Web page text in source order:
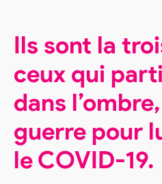
Ils sont la
ceux qui
dans
guerre pour
le COVID-19.